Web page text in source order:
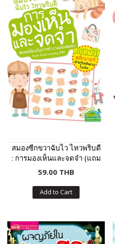
สมองซีกขวาฉับไว ไหวพริบดี
: การมองเห็นและจดจำ (แถม
ฟรี! สติกเกอร์)
59.00 THB
Add to Cart